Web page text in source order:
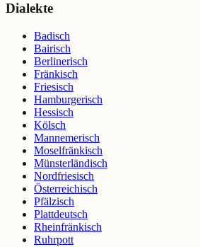
Dialekte
Badisch
Bairisch
Berlinerisch
Fränkisch
Friesisch
Hamburgerisch
Hessisch
Kölsch
Mannemerisch
Moselfränkisch
Münsterländisch
Nordfriesisch
Österreichisch
Pfälzisch
Plattdeutsch
Rheinfränkisch
Ruhrpott